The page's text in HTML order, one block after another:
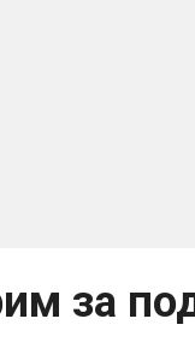
за